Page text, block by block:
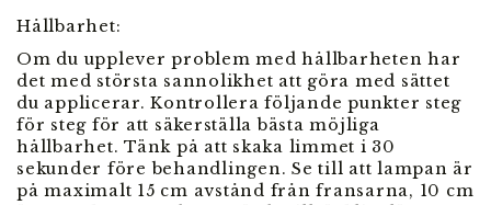
Hållbarhet:
Om du upplever problem med hållbarheten har
det med största sannolikhet att göra med sättet
du applicerar. Kontrollera följande punkter steg
för steg för att säkerställa bästa möjliga
hållbarhet. Tänk på att skaka limmet i 30
sekunder före behandlingen. Se till att lampan är
på maximalt 15 cm avstånd från fransarna, 10 cm